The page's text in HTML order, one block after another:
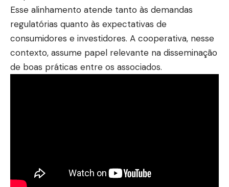
Esse alinhamento atende tanto às demandas
regulatórias quanto às expectativas de
consumidores e investidores. A cooperativa, nesse
contexto, assume papel relevante na disseminação
de boas práticas entre os associados.